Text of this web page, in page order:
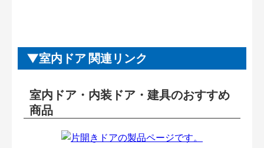
室内ドア 関連リンク
室内ドア・内装ドア・建具のおすすめ
商品